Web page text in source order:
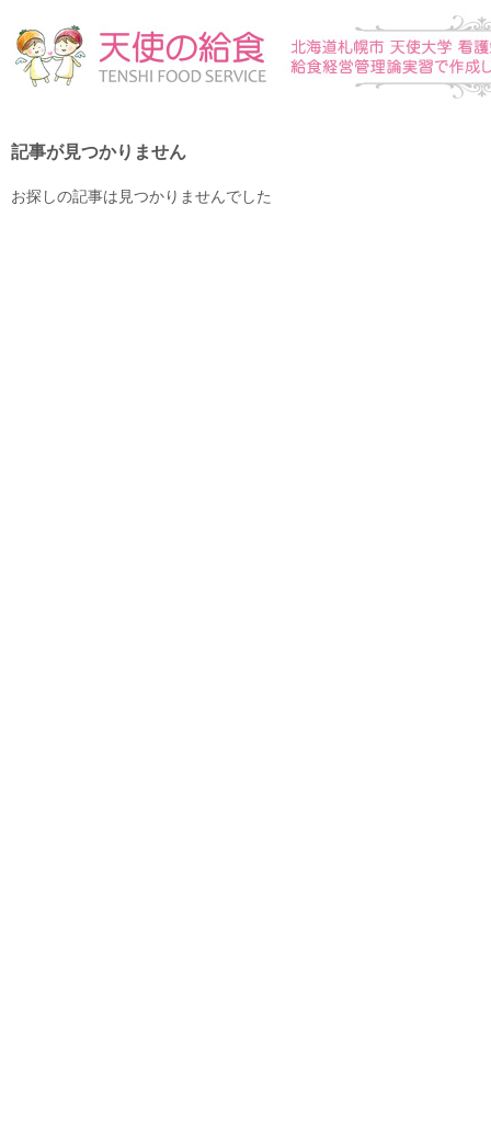
記事が見つかりません
お探しの記事は見つかりませんでした